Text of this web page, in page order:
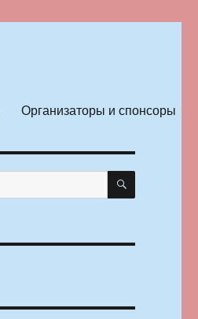
Организаторы и спонсоры
ПОИСК